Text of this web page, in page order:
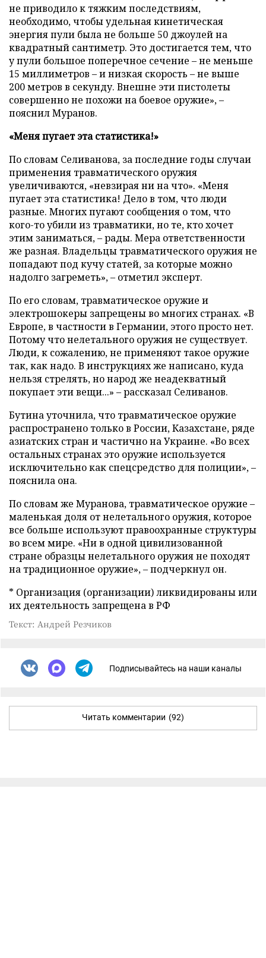
не приводило к тяжким последствиям,
необходимо, чтобы удельная кинетическая
энергия пули была не больше 50 джоулей на
квадратный сантиметр. Это достигается тем, что
у пули большое поперечное сечение – не меньше
15 миллиметров – и низкая скорость – не выше
200 метров в секунду. Внешне эти пистолеты
совершенно не похожи на боевое оружие», –
пояснил Муранов.
«Меня пугает эта статистика!»
По словам Селиванова, за последние годы случаи
применения травматического оружия
увеличиваются, «невзирая ни на что». «Меня
пугает эта статистика! Дело в том, что люди
разные. Многих пугают сообщения о том, что
кого-то убили из травматики, но те, кто хочет
этим заниматься, – рады. Мера ответственности
же разная. Владельцы травматического оружия не
попадают под кучу статей, за которые можно
надолго загреметь», – отметил эксперт.
По его словам, травматическое оружие и
электрошокеры запрещены во многих странах. «В
Европе, в частности в Германии, этого просто нет.
Потому что нелетального оружия не существует.
Люди, к сожалению, не применяют такое оружие
так, как надо. В инструкциях же написано, куда
нельзя стрелять, но народ же неадекватный
покупает эти вещи...» – рассказал Селиванов.
Бутина уточнила, что травматическое оружие
распространено только в России, Казахстане, ряде
азиатских стран и частично на Украине. «Во всех
остальных странах это оружие используется
исключительно как спецсредство для полиции», –
пояснила она.
По словам же Муранова, травматическое оружие –
маленькая доля от нелетального оружия, которое
все больше используют правоохранные структуры
во всем мире. «Ни в одной цивилизованной
стране образцы нелетального оружия не походят
на традиционное оружие», – подчеркнул он.
* Организация (организации) ликвидированы или
их деятельность запрещена в РФ
Текст: Андрей Резчиков
Подписывайтесь на наши каналы
Читать комментарии (92)